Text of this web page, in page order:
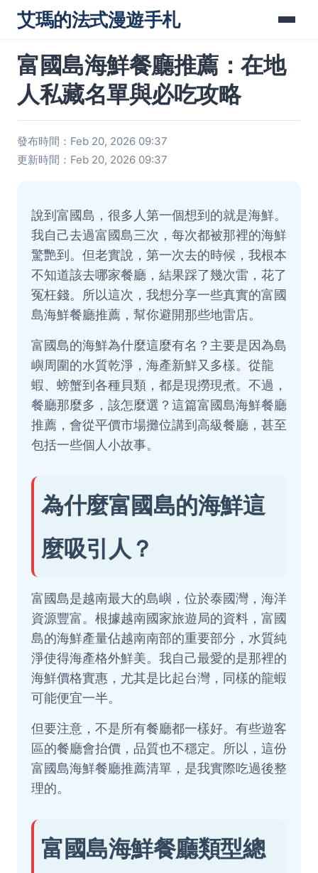
艾瑪的法式漫遊手札
富國島海鮮餐廳推薦：在地
人私藏名單與必吃攻略
發布時間：Feb 20, 2026 09:37
更新時間：Feb 20, 2026 09:37
說到富國島，很多人第一個想到的就是海鮮。
我自己去過富國島三次，每次都被那裡的海鮮
驚艷到。但老實說，第一次去的時候，我根本
不知道該去哪家餐廳，結果踩了幾次雷，花了
冤枉錢。所以這次，我想分享一些真實的富國
島海鮮餐廳推薦，幫你避開那些地雷店。
富國島的海鮮為什麼這麼有名？主要是因為島
嶼周圍的水質乾淨，海產新鮮又多樣。從龍
蝦、螃蟹到各種貝類，都是現撈現煮。不過，
餐廳那麼多，該怎麼選？這篇富國島海鮮餐廳
推薦，會從平價市場攤位講到高級餐廳，甚至
包括一些個人小故事。
為什麼富國島的海鮮這
麼吸引人？
富國島是越南最大的島嶼，位於泰國灣，海洋
資源豐富。根據越南國家旅遊局的資料，富國
島的海鮮產量佔越南南部的重要部分，水質純
淨使得海產格外鮮美。我自己最愛的是那裡的
海鮮價格實惠，尤其是比起台灣，同樣的龍蝦
可能便宜一半。
但要注意，不是所有餐廳都一樣好。有些遊客
區的餐廳會抬價，品質也不穩定。所以，這份
富國島海鮮餐廳推薦清單，是我實際吃過後整
理的。
富國島海鮮餐廳類型總